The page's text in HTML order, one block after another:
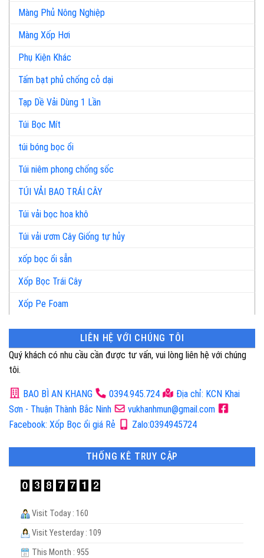
Màng Phủ Nông Nghiệp
Màng Xốp Hơi
Phụ Kiện Khác
Tấm bạt phủ chống cỏ dại
Tạp Dề Vải Dùng 1 Lần
Túi Bọc Mít
túi bóng bọc ổi
Túi niêm phong chống sốc
TÚI VẢI BAO TRÁI CÂY
Túi vải bọc hoa khô
Túi vải ươm Cây Giống tự hủy
xốp bọc ổi sẵn
Xốp Bọc Trái Cây
Xốp Pe Foam
LIÊN HỆ VỚI CHÚNG TÔI
Quý khách có nhu cầu cần được tư vấn, vui lòng liên hệ với chúng
tôi.
BAO BÌ AN KHANG 0394.945.724
Địa chỉ: KCN Khai
Sơn - Thuận Thành Bắc Ninh
vukhanhmun@gmail.com
Facebook: Xốp Bọc ổi giá Rẻ
Zalo:0394945724
THỐNG KÊ TRUY CẬP
Visit Today : 160
Visit Yesterday : 109
This Month : 955